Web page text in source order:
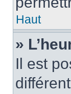
Haut
»
Il est